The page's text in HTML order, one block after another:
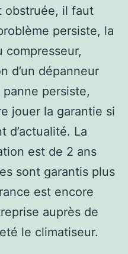
obstruée, il faut
persiste, la
compresseur,
d’un dépanneur
persiste,
jouer la garantie si
d’actualité. La
est de 2 ans
sont garantis plus
est encore
auprès de
le climatiseur.